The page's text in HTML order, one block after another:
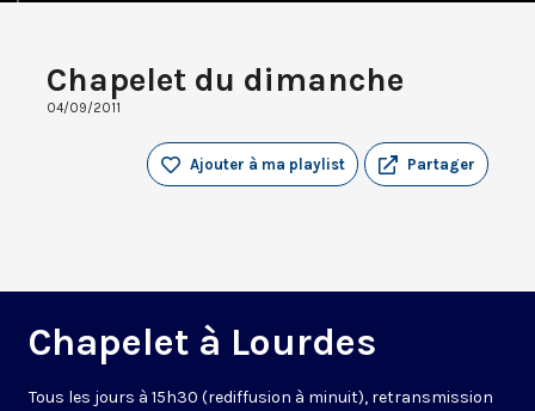
Chapelet du dimanche
04/09/2011
Partager
Ajouter à ma playlist
Chapelet à Lourdes
Tous les jours à 15h30 (rediffusion à minuit), retransmission